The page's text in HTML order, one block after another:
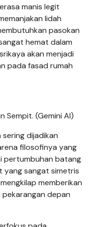
manis legit
lidah
pasokan
hemat dalam
akan menjadi
pada fasad rumah
Sempit. (Gemini AI)
sering dijadikan
filosofinya yang
pertumbuhan batang
yang sangat simetris
memberikan
depan